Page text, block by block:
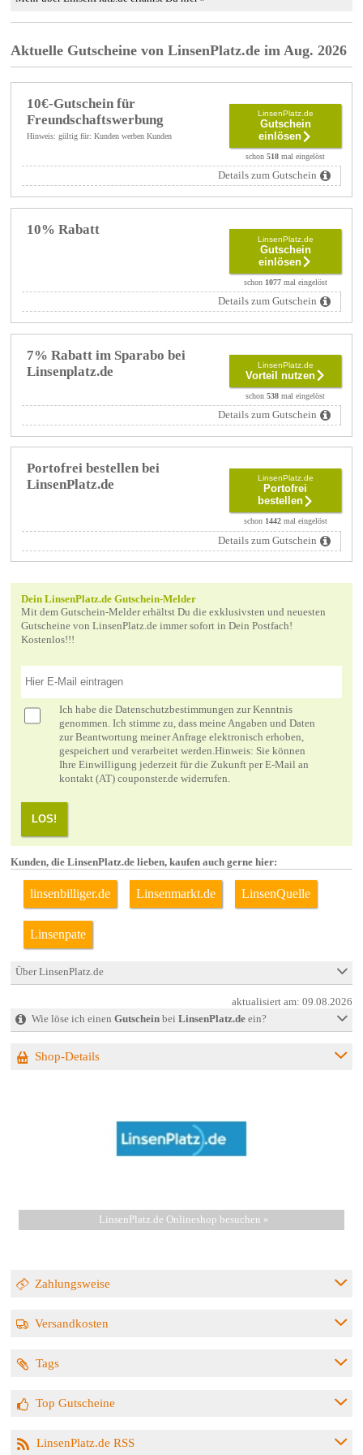
Aktuelle Gutscheine von LinsenPlatz.de im Aug. 2026
10€-Gutschein für
Freundschaftswerbung
Hinweis: gültig für: Kunden werben Kunden
LinsenPlatz.de
Gutschein
einlösen
schon518 mal eingelöst
Details zum Gutschein
10% Rabatt
LinsenPlatz.de
Gutschein
einlösen
schon 1077mal eingelöst
Details zum Gutschein
7% Rabatt im Sparabo bei
Linsenplatz.de
LinsenPlatz.de
Vorteil nutzen
schon538 mal eingelöst
Details zum Gutschein
Portofrei bestellen bei
LinsenPlatz.de
LinsenPlatz.de
Portofrei
bestellen
schon 1442mal eingelöst
Details zum Gutschein
Dein LinsenPlatz.de Gutschein-Melder
Mit dem Gutschein-Melder erhältst Du die exklusivsten und neuesten
Gutscheine von LinsenPlatz.de immer sofort in Dein Postfach!
Kostenlos!!!
Ich habe die Datenschutzbestimmungen zur Kenntnis
genommen. Ich stimme zu, dass meine Angaben und Daten
zur Beantwortung meiner Anfrage elektronisch erhoben,
gespeichert und verarbeitet werden.Hinweis: Sie können
Ihre Einwilligung jederzeit für die Zukunft per E-Mail an
kontakt (AT) couponster.de widerrufen.
LOS!
Kunden, die LinsenPlatz.de lieben, kaufen auch gerne hier:
linsenbilliger.de Linsenmarkt.de LinsenQuelle
Linsenpate
Über LinsenPlatz.de
aktualisiert am:09.08.2026
Wie löse ich einen Gutscheinbei LinsenPlatz.deein?
Shop-Details
LinsenPlatz.de Onlineshop besuchen »
Zahlungsweise
Versandkosten
Tags
Top Gutscheine
LinsenPlatz.de RSS